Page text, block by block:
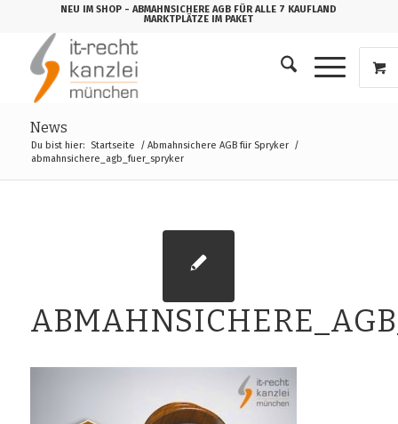
NEU IM SHOP - ABMAHNSICHERE AGB FÜR ALLE 7 KAUFLAND
MARKTPLÄTZE IM PAKET
News
Du bist hier: Startseite / Abmahnsichere AGB für Spryker /
abmahnsichere_agb_fuer_spryker